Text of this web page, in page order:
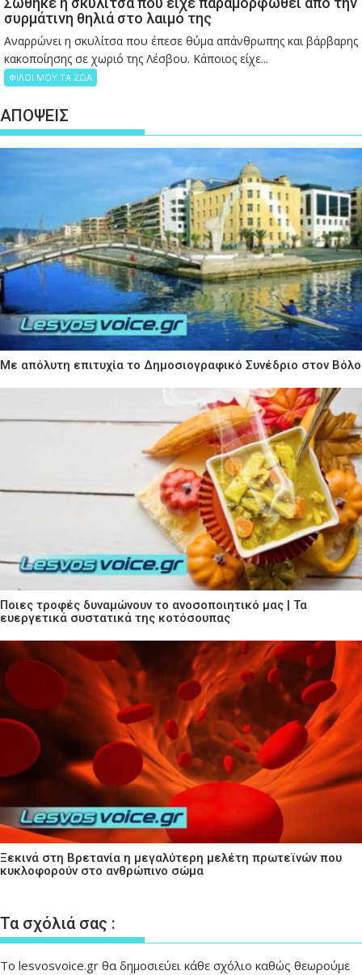
συρμάτινη θηλιά στο λαιμό της
Αναρρώνει η σκυλίτσα που έπεσε θύμα απάνθρωπης και βάρβαρης
κακοποίησης σε χωριό της Λέσβου. Κάποιος είχε...
ΦΙΛΟΙ ΜΟΥ ΤΑ ΖΩΑ
ΑΠΟΨΕΙΣ
Με απόλυτη επιτυχία το Δημοσιογραφικό Συνέδριο στον Βόλο
Ποιες τροφές δυναμώνουν το ανοσοποιητικό μας | Τα
ευεργετικά συστατικά της κοτόσουπας
Ξεκινά στη Βρετανία η μεγαλύτερη μελέτη πρωτεϊνών που
κυκλοφορούν στο ανθρώπινο σώμα
Τα σχόλιά σας :
Το lesvosvoice.gr θα δημοσιεύει κάθε σχόλιο καθώς θεωρούμε